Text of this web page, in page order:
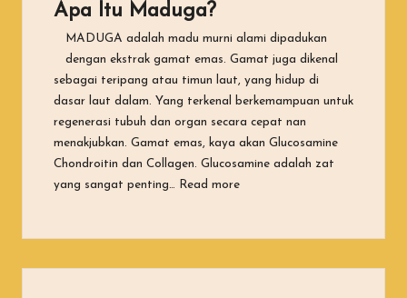
Apa Itu Maduga?
MADUGA adalah madu murni alami dipadukan
dengan ekstrak gamat emas. Gamat juga dikenal
sebagai teripang atau timun laut, yang hidup di
dasar laut dalam. Yang terkenal berkemampuan untuk
regenerasi tubuh dan organ secara cepat nan
menakjubkan. Gamat emas, kaya akan Glucosamine
Chondroitin dan Collagen. Glucosamine adalah zat
yang sangat penting…
Read more“Apa Itu Maduga?”